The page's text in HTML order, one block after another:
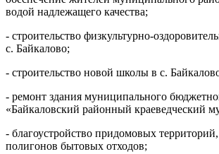
водой надлежащего качества;
- строительство физкультурно-
с. Байкалово;
- строительство новой школы в с.
- ремонт здания муниципального
«Байкаловский районный краеведческий
- благоустройство придомовых
полигонов бытовых отходов;